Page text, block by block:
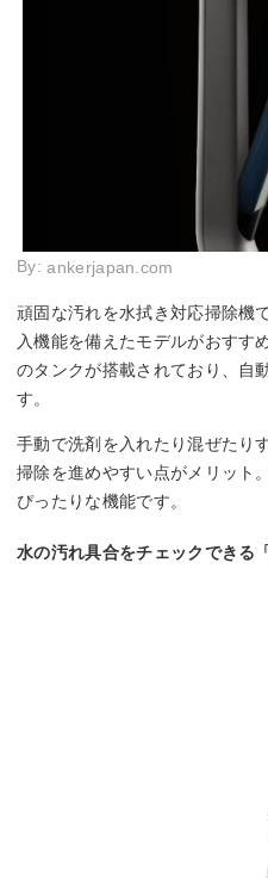
By:ankerjapan.com
頑固な汚れを水拭き対応掃除機
入機能を備えたモデルがおすす
のタンクが搭載されており、自
す。
手動で洗剤を入れたり混ぜたり
掃除を進めやすい点がメリット
ぴったりな機能です。
水の汚れ具合をチェックできる